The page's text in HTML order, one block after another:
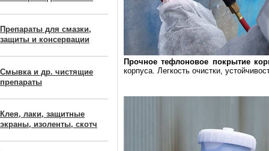
Препараты для смазки,
защиты и консервации
Смывка и др. чистящие
препараты
Клея, лаки, защитные
экраны, изоленты, скотч
Прочное тефлоновое покрытие
корпуса. Легкость очистки,